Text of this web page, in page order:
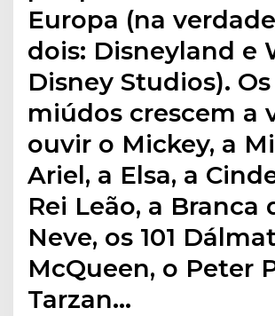
Europa (na
dois: Disneyland e
Disney Studios). Os
miúdos crescem a
ouvir o Mickey, a
Ariel, a Elsa, a
Rei Leão, a Branca
Neve, os 101
McQueen, o Peter
Tarzan…